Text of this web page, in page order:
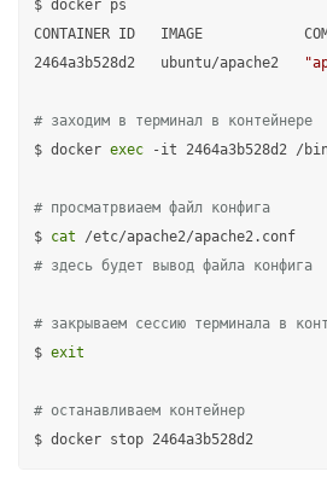
$ docker ps
CONTAINER ID   IMAGE
2464a3b528d2   ubuntu/apache2
# заходим в терминал в контейнере
$ docker exec -it 2464a3b528d2 /
# просматрвиаем файл конфига
$ cat
# здесь будет вывод файла конфига
# закрываем сессию терминала в
$ exit
# останавливаем контейнер